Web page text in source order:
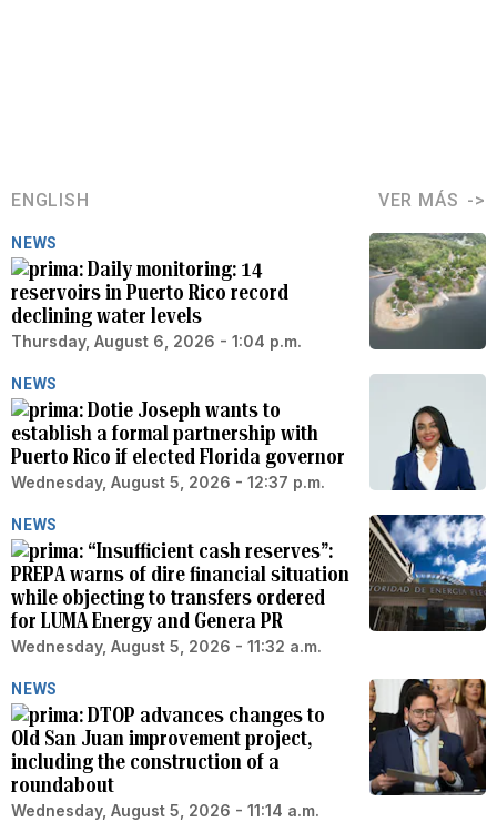
ENGLISH VER MÁS
NEWS
Daily monitoring: 14
reservoirs in Puerto Rico record
declining water levels
Thursday, August 6, 2026 - 1:04 p.m.
NEWS
Dotie Joseph wants to
establish a formal partnership with
Puerto Rico if elected Florida governor
Wednesday, August 5, 2026 - 12:37 p.m.
NEWS
“Insufficient cash reserves”:
PREPA warns of dire financial situation
while objecting to transfers ordered
for LUMA Energy and Genera PR
Wednesday, August 5, 2026 - 11:32 a.m.
NEWS
DTOP advances changes to
Old San Juan improvement project,
including the construction of a
roundabout
Wednesday, August 5, 2026 - 11:14 a.m.